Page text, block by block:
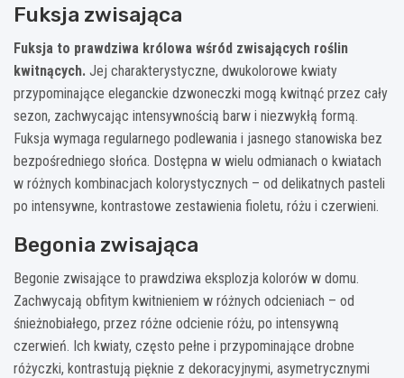
Fuksja zwisająca
Fuksja to prawdziwa królowa wśród zwisających roślin
kwitnących. Jej charakterystyczne, dwukolorowe kwiaty
przypominające eleganckie dzwoneczki mogą kwitnąć przez cały
sezon, zachwycając intensywnością barw i niezwykłą formą.
Fuksja wymaga regularnego podlewania i jasnego stanowiska bez
bezpośredniego słońca. Dostępna w wielu odmianach o kwiatach
w różnych kombinacjach kolorystycznych – od delikatnych pasteli
po intensywne, kontrastowe zestawienia fioletu, różu i czerwieni.
Begonia zwisająca
Begonie zwisające to prawdziwa eksplozja kolorów w domu.
Zachwycają obfitym kwitnieniem w różnych odcieniach – od
śnieżnobiałego, przez różne odcienie różu, po intensywną
czerwień. Ich kwiaty, często pełne i przypominające drobne
różyczki, kontrastują pięknie z dekoracyjnymi, asymetrycznymi